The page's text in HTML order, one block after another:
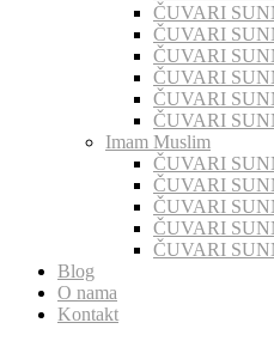
ČUVARI
ČUVARI
ČUVARI
ČUVARI
ČUVARI
ČUVARI
Imam Muslim
ČUVARI
ČUVARI
ČUVARI
ČUVARI
ČUVARI
Blog
O nama
Kontakt